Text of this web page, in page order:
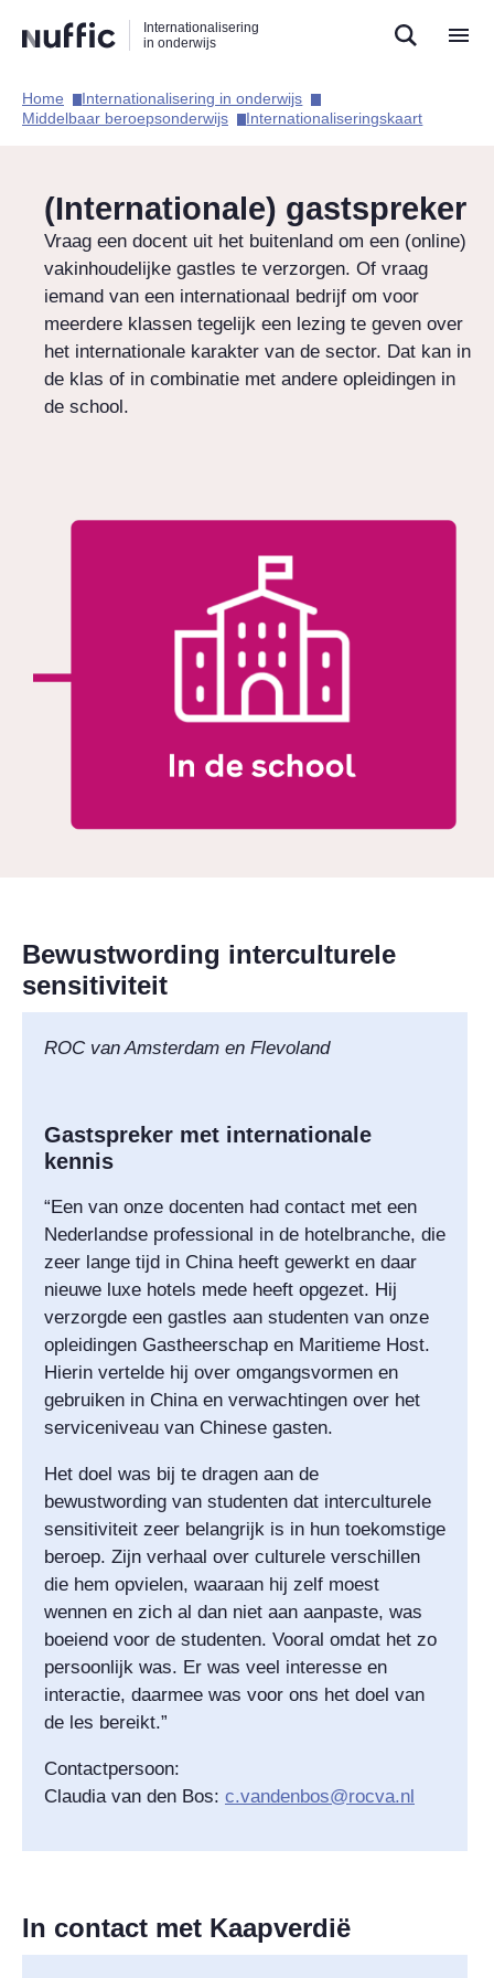
naar
zoekfunctie
naar
hoofdnavigatie
naar
inhoud
Internationalisering
in onderwijs
Hoofdnavigatie
Home​
Internationalisering in onderwijs​
Middelbaar beroepsonderwijs​
Internationaliseringskaart​
(Internationale) gastspreker
Vraag een docent uit het buitenland om een (online)
vakinhoudelijke gastles te verzorgen. Of vraag
iemand van een internationaal bedrijf om voor
meerdere klassen tegelijk een lezing te geven over
het internationale karakter van de sector. Dat kan in
de klas of in combinatie met andere opleidingen in
de school.
Bewustwording interculturele
sensitiviteit
ROC van Amsterdam en Flevoland
Gastspreker met internationale
kennis
“Een van onze docenten had contact met een
Nederlandse professional in de hotelbranche, die
zeer lange tijd in China heeft gewerkt en daar
nieuwe luxe hotels mede heeft opgezet. Hij
verzorgde een gastles aan studenten van onze
opleidingen Gastheerschap en Maritieme Host.
Hierin vertelde hij over omgangsvormen en
gebruiken in China en verwachtingen over het
serviceniveau van Chinese gasten.
Het doel was bij te dragen aan de
bewustwording van studenten dat interculturele
sensitiviteit zeer belangrijk is in hun toekomstige
beroep. Zijn verhaal over culturele verschillen
die hem opvielen, waaraan hij zelf moest
wennen en zich al dan niet aan aanpaste, was
boeiend voor de studenten. Vooral omdat het zo
persoonlijk was. Er was veel interesse en
interactie, daarmee was voor ons het doel van
de les bereikt.”
Contactpersoon:
Claudia van den Bos: c.vandenbos@rocva.nl
In contact met Kaapverdië